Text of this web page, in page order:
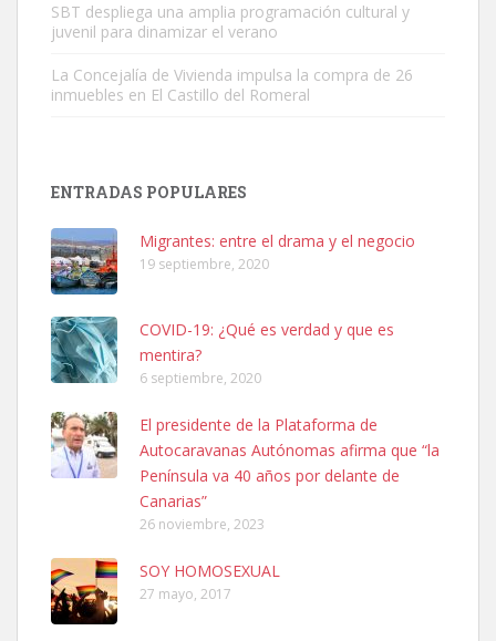
Leales.org » Gran Canaria
SHIBA PERDIDO AVDA JOSE MESA Y LOPEZ
PERRO MACHO RAZA SHIBA CON MICROCHIP PERDIDO HOY
06/07/2025 ZONA MESA Y LOPEZ. ES MUY ASUSTADIZO
Leales.org » Gran Canaria
6.7.2025
SBT despliega una amplia programación cultural y
juvenil para dinamizar el verano
La Concejalía de Vivienda impulsa la compra de 26
inmuebles en El Castillo del Romeral
ENTRADAS POPULARES
Migrantes: entre el drama y el negocio
19 septiembre, 2020
COVID-19: ¿Qué es verdad y que es
mentira?
6 septiembre, 2020
El presidente de la Plataforma de
Autocaravanas Autónomas afirma que “la
Península va 40 años por delante de
Canarias”
26 noviembre, 2023
SOY HOMOSEXUAL
27 mayo, 2017